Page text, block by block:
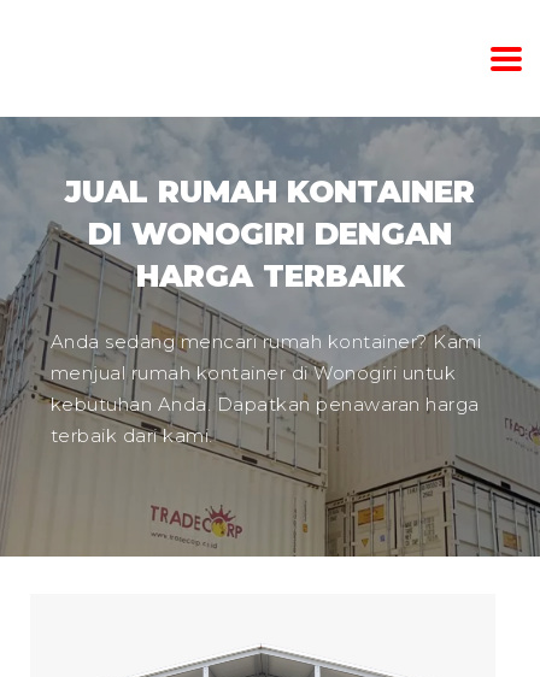
JUAL RUMAH KONTAINER
DI WONOGIRI DENGAN
HARGA TERBAIK
Anda sedang mencari rumah kontainer? Kami
menjual rumah kontainer di Wonogiri untuk
kebutuhan Anda. Dapatkan penawaran harga
terbaik dari kami.